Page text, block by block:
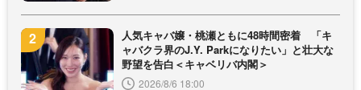
人気キャバ嬢・桃瀬ともに48時間密着 「キ
ャバクラ界のJ.Y. Parkになりたい」と壮大な
野望を告白＜キャベリバ内閣＞
2026/8/6 18:00